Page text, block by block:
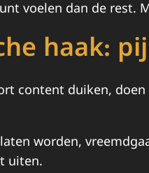
voelen dan de rest.
haak:
content duiken,
worden,
uiten.